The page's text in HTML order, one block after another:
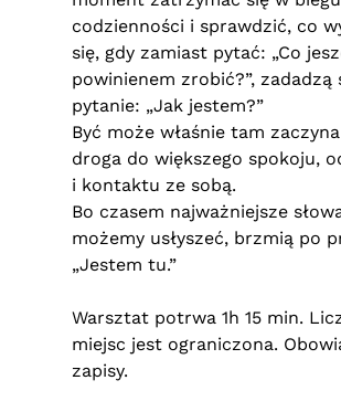
codzienności i sprawdzić, co
się, gdy zamiast pytać: „Co
powinienem zrobić?”, zadadzą
pytanie: „Jak jestem?”
Być może właśnie tam
droga do większego spokoju,
i kontaktu ze sobą.
Bo czasem najważniejsze
możemy usłyszeć, brzmią po
„Jestem tu.”
Warsztat potrwa 1h 15 min.
miejsc jest ograniczona.
zapisy.